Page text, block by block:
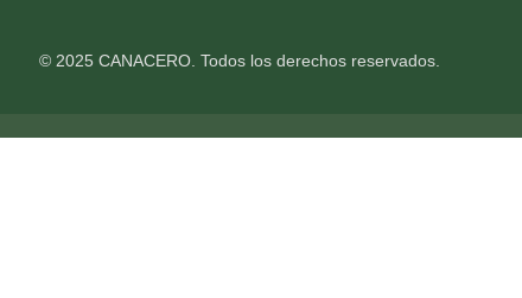
© 2025 CANACERO. Todos los derechos reservados.